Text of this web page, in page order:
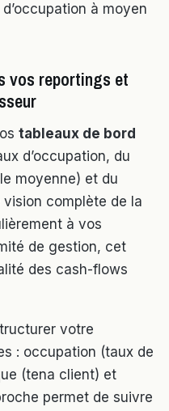
à moyen
vos reportings et
tableaux de bord
d’occupation, du
moyenne) et du
complète de la
à vos
de gestion, cet
des cash-flows
votre
: occupation (taux de
(tena client) et
permet de suivre